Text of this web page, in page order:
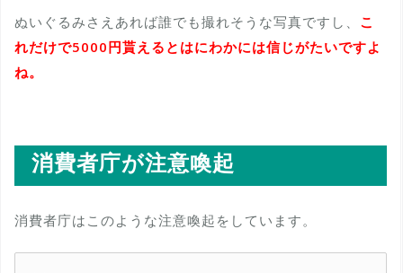
ぬいぐるみさえあれば誰でも撮れそうな写真ですし、 こ
れだけで5000円貰えるとはにわかには信じがたいですよ
ね。
消費者庁が注意喚起
消費者庁はこのような注意喚起をしています。